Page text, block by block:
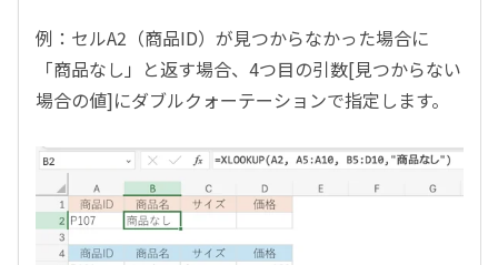
例：セルA2 （商品ID）が見つからなかった場合に
「商品なし」と返す場合、 4つ目の引数[見つからない
場合の値]にダブルクォーテーションで指定します。